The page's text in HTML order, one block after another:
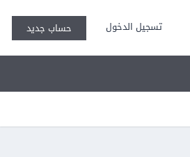
تسجيل الدخول حساب جديد